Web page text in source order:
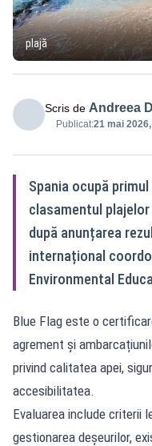
plajă
Scris de Andreea
Publicat:21 mai
Spania ocupă
clasamentul
după anunțarea
internațional
Environmental
Blue Flag este o
agrement și
privind calitatea apei,
accesibilitatea.
Evaluarea include criterii
gestionarea deșeurilor,